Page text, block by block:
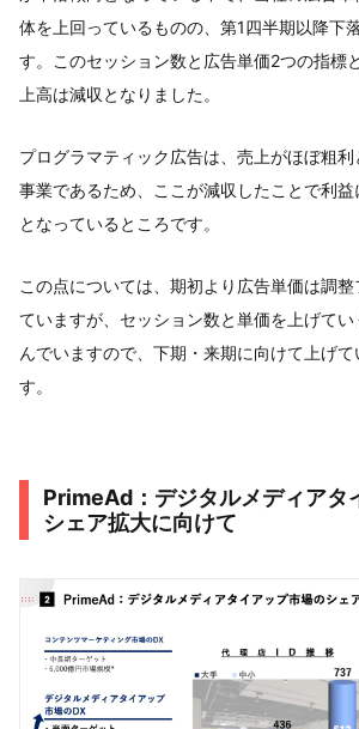
体を上回っているものの、第1四半期以降下
す。このセッション数と広告単価2つの指標
上高は減収となりました。
プログラマティック広告は、売上がほぼ粗
事業であるため、ここが減収したことで利
となっているところです。
この点については、期初より広告単価は調
ていますが、セッション数と単価を上げて
んでいますので、下期・来期に向けて上げ
す。
PrimeAd：デジタルメディアタ
シェア拡大に向けて